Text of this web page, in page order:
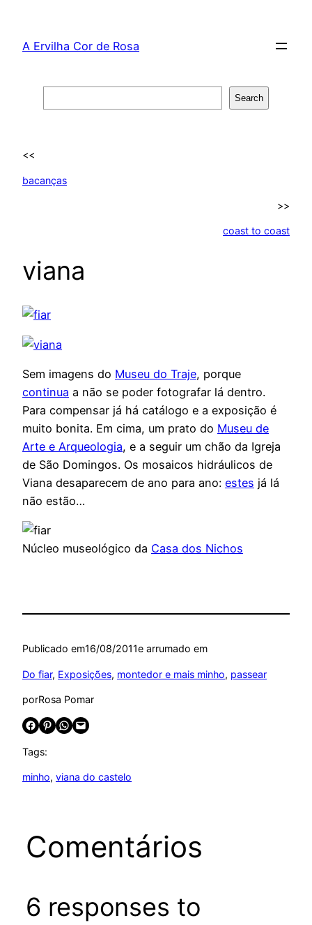
content
A Ervilha Cor de Rosa
Search
<<
bacanças
>>
coast to coast
viana
Sem imagens do Museu do Traje, porque
continua a não se poder fotografar lá dentro.
Para compensar já há catálogo e a exposição é
muito bonita. Em cima, um prato do Museu de
Arte e Arqueologia, e a seguir um chão da Igreja
de São Domingos. Os mosaicos hidráulicos de
Viana desaparecem de ano para ano: estes já lá
não estão…
Núcleo museológico da Casa dos Nichos
Publicado em16/08/2011e arrumado em
Do fiar, Exposições, montedor e mais minho, passear
porRosa Pomar
Share on Facebook Share on Pinterest Share on WhatsApp Email this Page
Tags:
minho, viana do castelo
Comentários
6 responses to